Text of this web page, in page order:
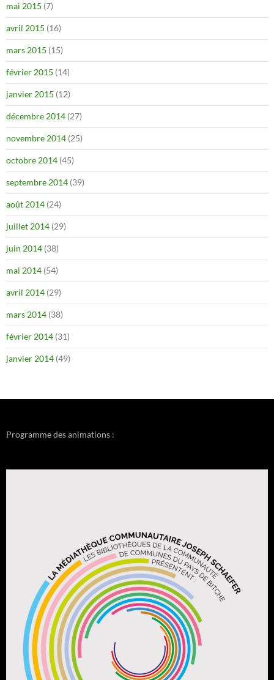
mai 2015 (7)
avril 2015 (16)
mars 2015 (15)
février 2015 (14)
janvier 2015 (12)
décembre 2014 (27)
novembre 2014 (25)
octobre 2014 (45)
septembre 2014 (39)
août 2014 (24)
juillet 2014 (29)
juin 2014 (38)
mai 2014 (54)
avril 2014 (29)
mars 2014 (38)
février 2014 (31)
janvier 2014 (49)
Programme des animations :